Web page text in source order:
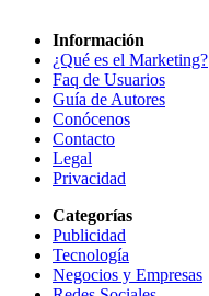
Información
¿Qué es el Marketing?
Faq de Usuarios
Guía de Autores
Conócenos
Contacto
Legal
Privacidad
Categorías
Publicidad
Tecnología
Negocios y Empresas